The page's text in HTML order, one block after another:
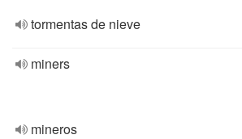
tormentas de nieve
miners
mineros